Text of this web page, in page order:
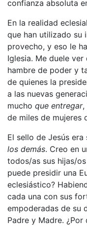
confianza absoluta
En la realidad
que han utilizado su
provecho, y eso le
Iglesia. Me duele
hambre de poder y
de quienes la
a las nuevas
mucho que entregar,
de miles de mujeres
El sello de Jesús era
los demás. Creo en
todos/as sus hijas/
puede presidir una
eclesiástico?
cada una con sus
empoderadas de su
Padre y Madre.